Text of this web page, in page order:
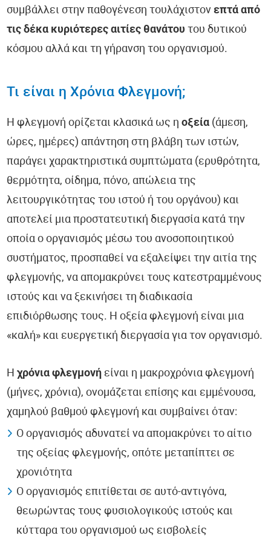
συμβάλλει στην παθογένεση τουλάχιστονεπτά από
τις δέκα κυριότερες αιτίες θανάτου του δυτικού
κόσμου αλλά και τη γήρανση του οργανισμού.
Τι είναι η Χρόνια Φλεγμονή;
Η φλεγμονή ορίζεται κλασικά ως ηοξεία (άμεση,
ώρες, ημέρες) απάντηση στη βλάβη των ιστών,
παράγει χαρακτηριστικά συμπτώματα (ερυθρότητα,
θερμότητα, οίδημα, πόνο, απώλεια της
λειτουργικότητας του ιστού ή του οργάνου) και
αποτελεί μια προστατευτική διεργασία κατά την
οποία ο οργανισμός μέσω του ανοσοποιητικού
συστήματος, προσπαθεί να εξαλείψει την αιτία της
φλεγμονής, να απομακρύνει τους κατεστραμμένους
ιστούς και να ξεκινήσει τη διαδικασία
επιδιόρθωσης τους. Η οξεία φλεγμονή είναι μια
«καλή» και ευεργετική διεργασία για τον οργανισμό.
Ηχρόνια φλεγμονή είναι η μακροχρόνια φλεγμονή
(μήνες, χρόνια), ονομάζεται επίσης και εμμένουσα,
χαμηλού βαθμού φλεγμονή και συμβαίνει όταν:
Ο οργανισμός αδυνατεί να απομακρύνει το αίτιο
της οξείας φλεγμονής, οπότε μεταπίπτει σε
χρονιότητα
Ο οργανισμός επιτίθεται σε αυτό-αντιγόνα,
θεωρώντας τους φυσιολογικούς ιστούς και
κύτταρα του οργανισμού ως εισβολείς